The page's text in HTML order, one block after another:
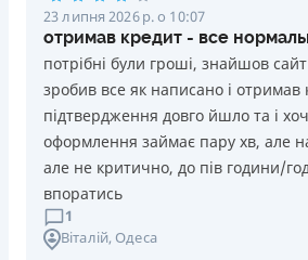
23 липня 2026 р. о 10:07
отримав кредит - все
потрібні були гроші, знайшов
зробив все як написано і отримав
підтвердження довго йшло та і
оформлення займає пару хв, але
але не критично, до пів години/
впоратись
1
Віталій, Одеса